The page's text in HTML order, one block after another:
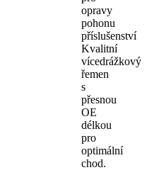
opravy
pohonu
příslušenství
Kvalitní
vícedrážkový
řemen
s
přesnou
OE
délkou
pro
optimální
chod.